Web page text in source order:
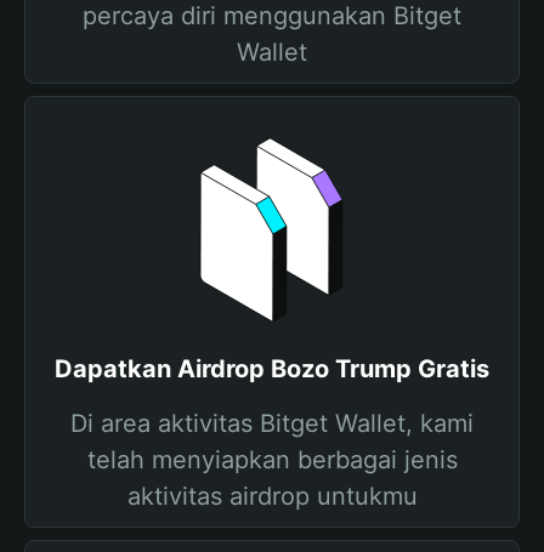
percaya diri menggunakan Bitget
Wallet
Dapatkan Airdrop Bozo Trump Gratis
Di area aktivitas Bitget Wallet, kami
telah menyiapkan berbagai jenis
aktivitas airdrop untukmu